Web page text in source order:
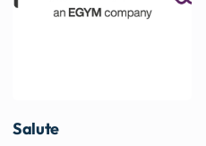
Salute